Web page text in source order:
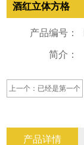
酒红立体方格
产品编号：
简介：
上一个：已经是第一个
产品详情